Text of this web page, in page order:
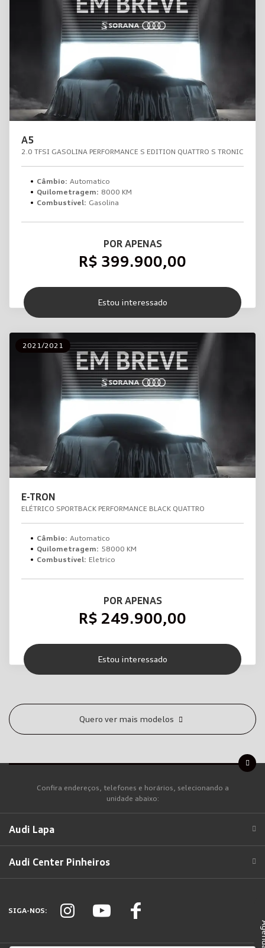
A5
2.0 TFSI GASOLINA PERFORMANCE S EDITION QUATTRO S TRONIC
Câmbio: Automatico
Quilometragem: 8000 KM
Combustível: Gasolina
POR APENAS
R$ 399.900,00
Estou interessado
2021/2021
E-TRON
ELÉTRICO SPORTBACK PERFORMANCE BLACK QUATTRO
Câmbio: Automatico
Quilometragem: 58000 KM
Combustível: Eletrico
POR APENAS
R$ 249.900,00
Estou interessado
Quero ver mais modelos
Confira endereços, telefones e horários, selecionando a
unidade abaixo:
Audi Lapa
Audi Center Pinheiros
SIGA-NOS: